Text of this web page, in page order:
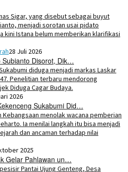
28 Juli 2026
Subianto Disorot, Dik…
2026
Sukabumi Did…
2025
Gelar Pahlawan un…